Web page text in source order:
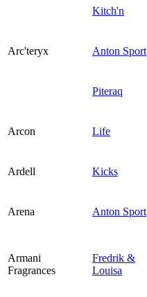
Kitch'n
Arc'teryx Anton Sport
Piteraq
Arcon Life
Ardell Kicks
Arena Anton Sport
Armani
Fragrances
Fredrik &
Louisa